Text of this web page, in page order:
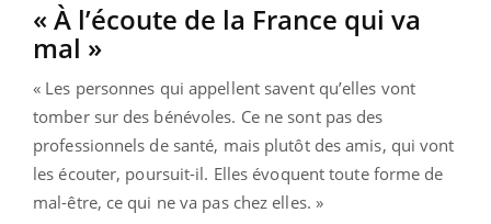
« À l’écoute de la France qui va
mal »
« Les personnes qui appellent savent qu’elles vont
tomber sur des bénévoles. Ce ne sont pas des
professionnels de santé, mais plutôt des amis, qui vont
les écouter, poursuit-il. Elles évoquent toute forme de
mal-être, ce qui ne va pas chez elles. »